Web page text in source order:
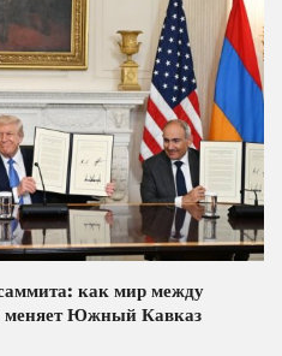
как мир между
меняет Южный Кавказ